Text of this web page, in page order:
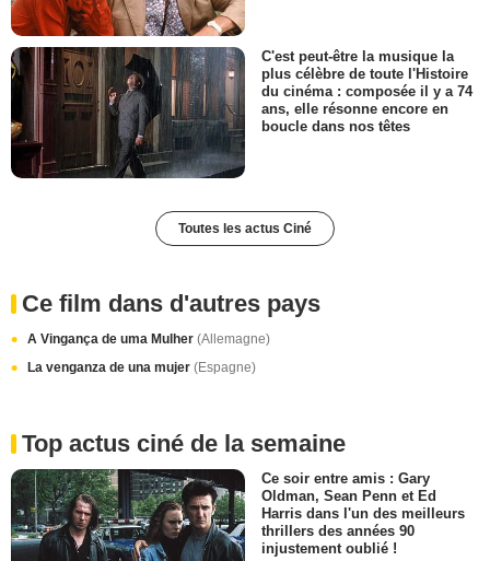
C'est peut-être la musique la
plus célèbre de toute l'Histoire
du cinéma : composée il y a 74
ans, elle résonne encore en
boucle dans nos têtes
Toutes les actus Ciné
Ce film dans d'autres pays
A Vingança de uma Mulher (Allemagne)
La venganza de una mujer (Espagne)
Top actus ciné de la semaine
Ce soir entre amis : Gary
Oldman, Sean Penn et Ed
Harris dans l'un des meilleurs
thrillers des années 90
injustement oublié !